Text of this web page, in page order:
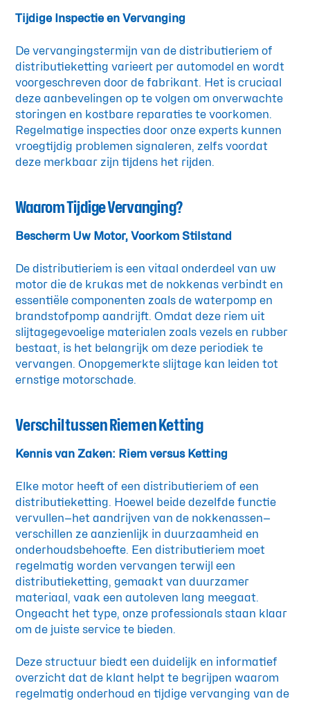
Tijdige Inspectie en Vervanging
De vervangingstermijn van de distributieriem of
distributieketting varieert per automodel en wordt
voorgeschreven door de fabrikant. Het is cruciaal
deze aanbevelingen op te volgen om onverwachte
storingen en kostbare reparaties te voorkomen.
Regelmatige inspecties door onze experts kunnen
vroegtijdig problemen signaleren, zelfs voordat
deze merkbaar zijn tijdens het rijden.
Waarom Tijdige Vervanging?
Bescherm Uw Motor, Voorkom Stilstand
De distributieriem is een vitaal onderdeel van uw
motor die de krukas met de nokkenas verbindt en
essentiële componenten zoals de waterpomp en
brandstofpomp aandrijft. Omdat deze riem uit
slijtagegevoelige materialen zoals vezels en rubber
bestaat, is het belangrijk om deze periodiek te
vervangen. Onopgemerkte slijtage kan leiden tot
ernstige motorschade.
Verschil tussen Riem en Ketting
Kennis van Zaken: Riem versus Ketting
Elke motor heeft of een distributieriem of een
distributieketting. Hoewel beide dezelfde functie
vervullen—het aandrijven van de nokkenassen—
verschillen ze aanzienlijk in duurzaamheid en
onderhoudsbehoefte. Een distributieriem moet
regelmatig worden vervangen terwijl een
distributieketting, gemaakt van duurzamer
materiaal, vaak een autoleven lang meegaat.
Ongeacht het type, onze professionals staan klaar
om de juiste service te bieden.
Deze structuur biedt een duidelijk en informatief
overzicht dat de klant helpt te begrijpen waarom
regelmatig onderhoud en tijdige vervanging van de